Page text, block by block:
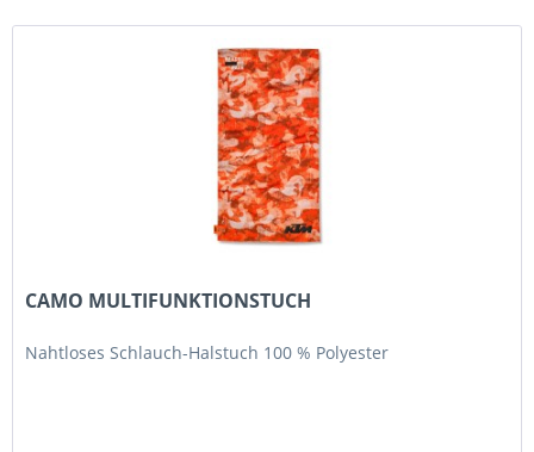
CAMO MULTIFUNKTIONSTUCH
Nahtloses Schlauch-Halstuch 100 % Polyester